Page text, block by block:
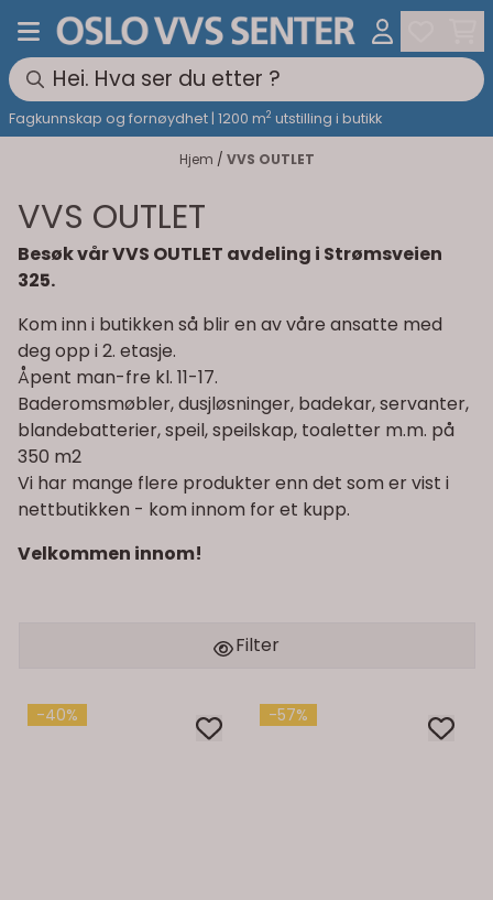
Hopp til innhold
Fagkunnskap og fornøydhet | 1200 m2 utstilling i butikk
Hjem / VVS OUTLET
VVS OUTLET
Besøk vår VVS OUTLET avdeling i Strømsveien
325.
Kom inn i butikken så blir en av våre ansatte med
deg opp i 2. etasje.
Åpent man-fre kl. 11-17.
Baderomsmøbler, dusjløsninger, badekar, servanter,
blandebatterier, speil, speilskap, toaletter m.m. på
350 m2
Vi har mange flere produkter enn det som er vist i
nettbutikken - kom innom for et kupp.
Velkommen innom!
Filter
-40% -57%